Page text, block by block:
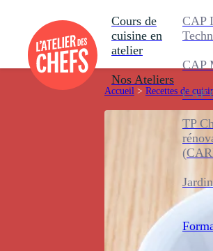
Cours de
cuisine en
atelier
Nos Ateliers
CAP
CAP
CAP
TP
Accueil > Recettes de